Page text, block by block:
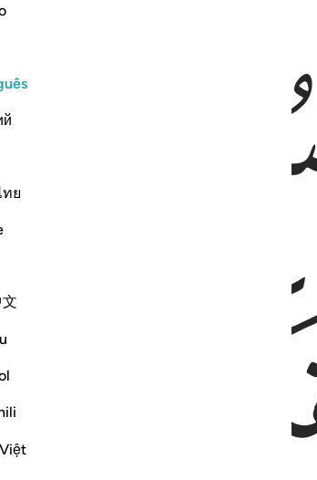
ย
زَوْجَهَا وَبَثَّ مِنْهُمَا رِجَالًۭا كَثِيرًۭا وَنِسَآءًۭ
ﱃ